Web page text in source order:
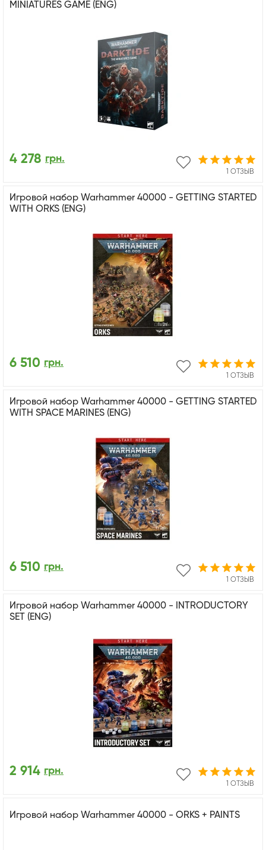
MINIATURES GAME (ENG)
1 ОТЗЫВ
4 278 грн.
Игровой набор Warhammer 40000 - GETTING STARTED
WITH ORKS (ENG)
1 ОТЗЫВ
6 510 грн.
Игровой набор Warhammer 40000 - GETTING STARTED
WITH SPACE MARINES (ENG)
1 ОТЗЫВ
6 510 грн.
Игровой набор Warhammer 40000 - INTRODUCTORY
SET (ENG)
1 ОТЗЫВ
2 914 грн.
Игровой набор Warhammer 40000 - ORKS + PAINTS